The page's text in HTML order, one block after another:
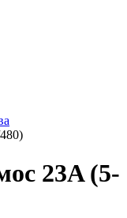
23A (5-